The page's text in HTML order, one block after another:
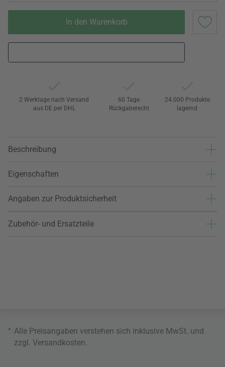
In den Warenkorb
2 Werktage nach Versand
aus DE per DHL
60 Tage
Rückgaberecht
24.000 Produkte
lagernd
Beschreibung
Eigenschaften
Angaben zur Produktsicherheit
Zubehör- und Ersatzteile
* Alle Preisangaben verstehen sich inklusive MwSt. und
zzgl. Versandkosten